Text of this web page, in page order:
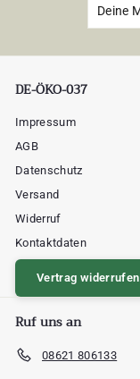
DE-ÖKO-037
Impressum
AGB
Datenschutz
Versand
Widerruf
Kontaktdaten
Vertrag widerrufen
Ruf uns an
08621 806133